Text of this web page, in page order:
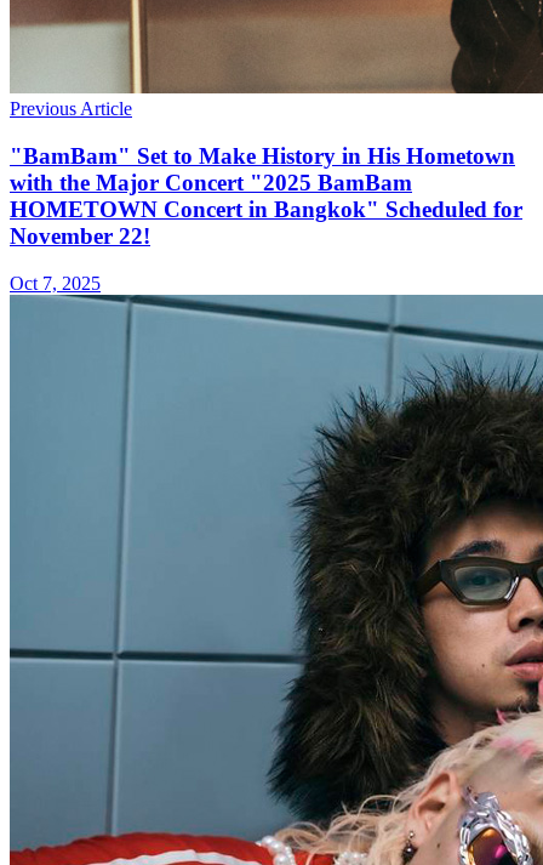
Previous Article
"BamBam" Set to Make History in His Hometown
with the Major Concert "2025 BamBam
HOMETOWN Concert in Bangkok" Scheduled for
November 22!
Oct 7, 2025